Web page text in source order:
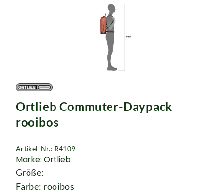
Ortlieb Commuter-Daypack
rooibos
Artikel-Nr.: R4109
Marke: Ortlieb
Größe:
Farbe: rooibos